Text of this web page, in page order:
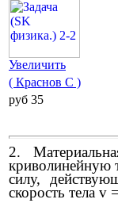
Увеличить
( Краснов С )
pуб 35
2.
криволинейную
силу,
скорость тела